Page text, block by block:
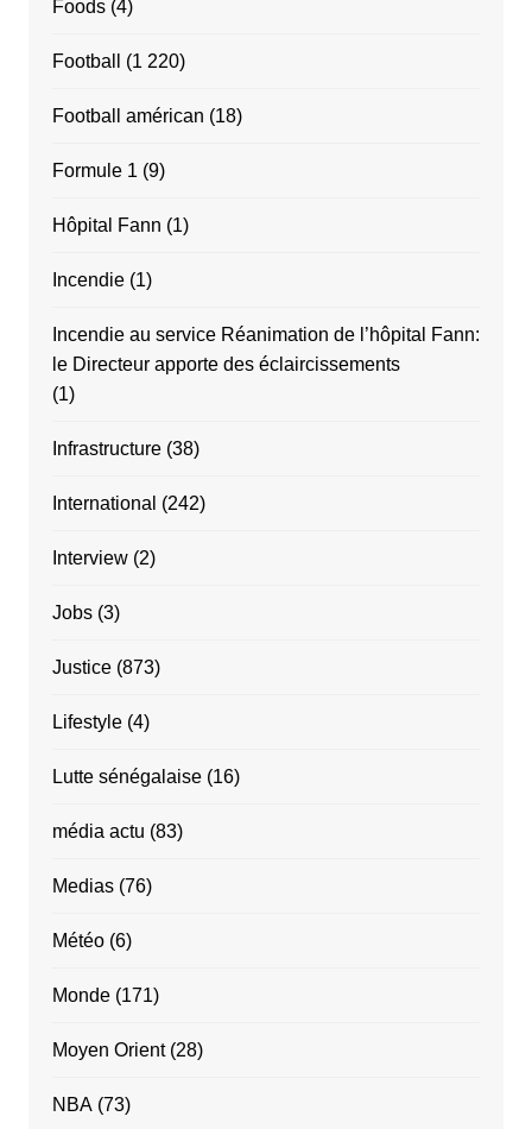
Foods(4)
Football (1 220)
Football américan (18)
Formule 1 (9)
Hôpital Fann (1)
Incendie(1)
Incendie au service Réanimation de l’hôpital Fann:
le Directeur apporte des éclaircissements
(1)
Infrastructure(38)
International (242)
Interview(2)
Jobs(3)
Justice(873)
Lifestyle(4)
Lutte sénégalaise(16)
média actu (83)
Medias(76)
Météo(6)
Monde(171)
Moyen Orient(28)
NBA(73)